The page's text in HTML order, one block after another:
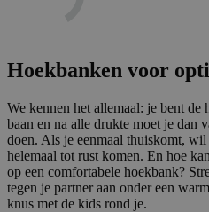
Hoekbanken voor
We kennen het allemaal: je bent de
baan en na alle drukte moet je dan
doen. Als je eenmaal thuiskomt,
helemaal tot rust komen. En hoe
op een comfortabele hoekbank?
tegen je partner aan onder een
knus met de kids rond je.